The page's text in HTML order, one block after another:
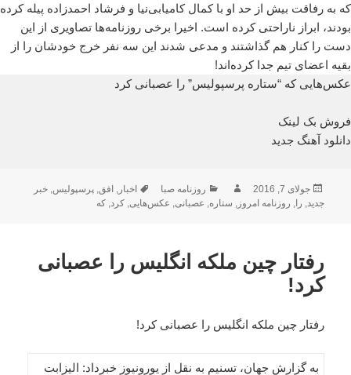
که به رفاقت بیش از حد او با کمال کامیابی‌نیا و فرشاد احمدزاده پیله کرده
بودند، ابراز ناراحتی کرده است. اخیرا برخی روزنامه‌ها تصاویری از این
دست را کنار هم گذاشتند و مدعی شدند این سه نفر خرج خودشان را از
بقیه اعضای تیم جدا کرده‌اند!
عکس‌هایی که “ستاره پرسپولیس” را عصبانی کرد
فروش بک لینک
دانلود آهنگ جدید
ارسال
شده
جولای 7, 2016 نویسندهدسته‌ها
روزنامه صبا برچسب‌ها
اخبار, افق,پرسپولیس,خبر
جدید, را, روزنامه امروز, ستاره, عصبانی, عکس‌هایی,کرد,که
رفتار چین ملکه انگلیس را عصبانی
کرد!
رفتار چین ملکه انگلیس را عصبانی کرد!
به گزارش جهان، تسنیم به نقل از یورونیوز خبرداد: الیزابت